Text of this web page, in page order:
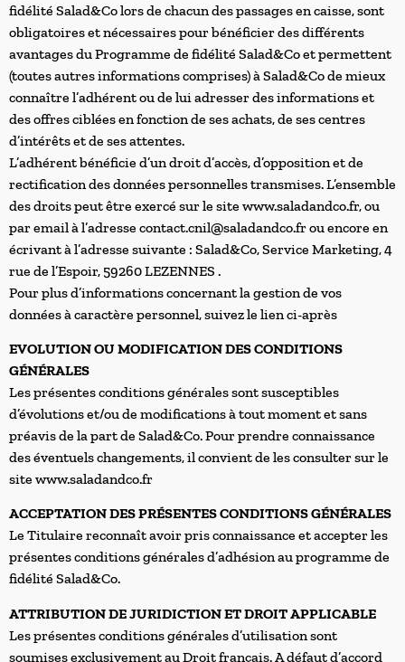
fidélité Salad&Co lors de chacun des passages en caisse, sont
obligatoires et nécessaires pour bénéficier des différents
avantages du Programme de fidélité Salad&Co et permettent
(toutes autres informations comprises) à Salad&Co de mieux
connaître l’adhérent ou de lui adresser des informations et
des offres ciblées en fonction de ses achats, de ses centres
d’intérêts et de ses attentes.
L’adhérent bénéficie d’un droit d’accès, d’opposition et de
rectification des données personnelles transmises. L’ensemble
des droits peut être exercé sur le site www.saladandco.fr, ou
par email à l’adresse contact.cnil@saladandco.fr ou encore en
écrivant à l’adresse suivante : Salad&Co, Service Marketing, 4
rue de l’Espoir, 59260 LEZENNES .
Pour plus d’informations concernant la gestion de vos
données à caractère personnel, suivez le lien ci-après
EVOLUTION OU MODIFICATION DES CONDITIONS
GÉNÉRALES
Les présentes conditions générales sont susceptibles
d’évolutions et/ou de modifications à tout moment et sans
préavis de la part de Salad&Co. Pour prendre connaissance
des éventuels changements, il convient de les consulter sur le
site www.saladandco.fr
ACCEPTATION DES PRÉSENTES CONDITIONS GÉNÉRALES
Le Titulaire reconnaît avoir pris connaissance et accepter les
présentes conditions générales d’adhésion au programme de
fidélité Salad&Co.
ATTRIBUTION DE JURIDICTION ET DROIT APPLICABLE
Les présentes conditions générales d’utilisation sont
soumises exclusivement au Droit français. A défaut d’accord